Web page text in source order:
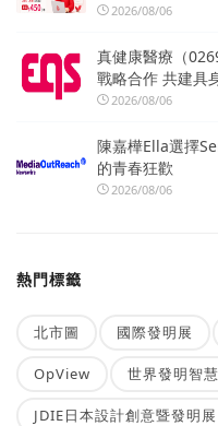
2026/08/06
真健康醫療（
戰略合作 共建具
2026/08/06
陳嘉樺Ella選擇
的青春狂歡
2026/08/06
熱門標籤
北市圖 國際發明展
OpView 世界發明智
JDIE日本設計創意暨發明展